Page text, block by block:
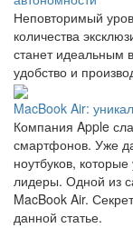
Неповторимый
количества
станет идеальным
удобство и
MacBook Air:
Компания Apple
смартфонов. Уже
ноутбуков,
лидеры. Одной из
MacBook Air.
данной статье.